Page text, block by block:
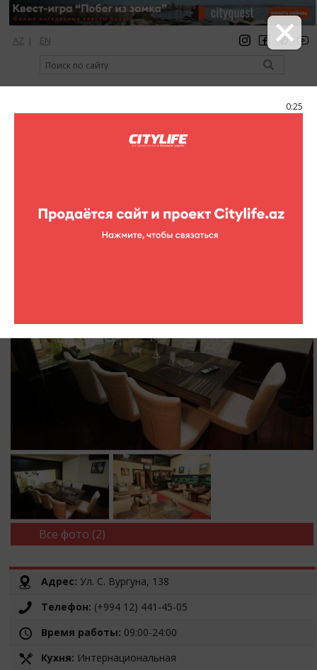
0:25
AZ | EN
регистрация вход Citylife Magazine
A Club
Все фото (2)
Адрес: Ул. С. Вургуна, 138
Телефон: (+994 12) 441-45-05
Время работы: 09:00-24:00
Кухня: Интернациональная